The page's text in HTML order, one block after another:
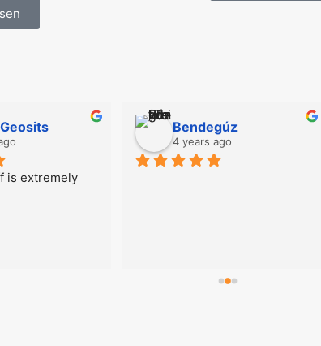
is extremely
Bendegúz
4 years ago